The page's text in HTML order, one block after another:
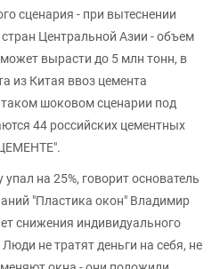
сценария - при вытеснении
Центральной Азии - объем
вырасти до 5 млн тонн, в
из Китая ввоз цемента
шоковом сценарии под
44 российских цементных
на 25%, говорит основатель
"Пластика окон" Владимир
снижения индивидуального
не тратят деньги на себя, не